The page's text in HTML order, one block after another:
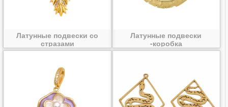
Латунные подвески со
стразами
Латунные подвески
-коробка